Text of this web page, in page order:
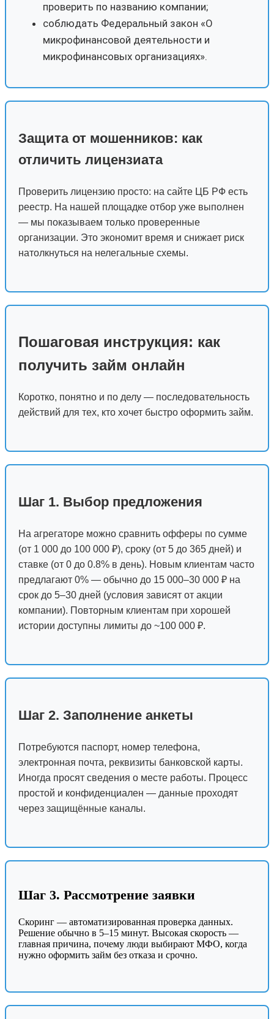
проверить по названию компании;
соблюдать Федеральный закон «О
микрофинансовой деятельности и
микрофинансовых организациях».
Защита от мошенников: как
отличить лицензиата
Проверить лицензию просто: на сайте ЦБ РФ есть
реестр. На нашей площадке отбор уже выполнен
— мы показываем только проверенные
организации. Это экономит время и снижает риск
натолкнуться на нелегальные схемы.
Пошаговая инструкция: как
получить займ онлайн
Коротко, понятно и по делу — последовательность
действий для тех, кто хочет быстро оформить займ.
Шаг 1. Выбор предложения
На агрегаторе можно сравнить офферы по сумме
(от 1 000 до 100 000 ₽), сроку (от 5 до 365 дней) и
ставке (от 0 до 0.8% в день). Новым клиентам часто
предлагают 0% — обычно до 15 000–30 000 ₽ на
срок до 5–30 дней (условия зависят от акции
компании). Повторным клиентам при хорошей
истории доступны лимиты до ~100 000 ₽.
Шаг 2. Заполнение анкеты
Потребуются паспорт, номер телефона,
электронная почта, реквизиты банковской карты.
Иногда просят сведения о месте работы. Процесс
простой и конфиденциален — данные проходят
через защищённые каналы.
Шаг 3. Рассмотрение заявки
Скоринг — автоматизированная проверка данных.
Решение обычно в 5–15 минут. Высокая скорость —
главная причина, почему люди выбирают МФО, когда
нужно оформить займ без отказа и срочно.